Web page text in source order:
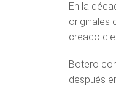
En la
originales
creado
Botero
después